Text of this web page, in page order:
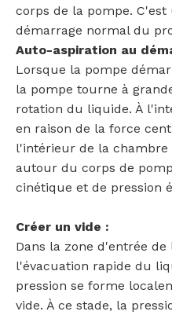
corps de la pompe.
démarrage normal du
Auto-aspiration au
Lorsque la pompe
la pompe tourne à
rotation du liquide. À
en raison de la force
l'intérieur de la chambre
autour du corps de
cinétique et de pression
Créer un vide :
Dans la zone d'entrée
l'évacuation rapide du
pression se forme
vide. À ce stade, la